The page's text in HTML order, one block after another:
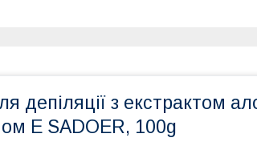
депіляції з екстрактом
E SADOER, 100g